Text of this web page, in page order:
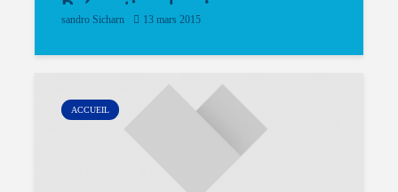
Prévention des risques
sandro Sicharn 13 mars 2015
ACCUEIL